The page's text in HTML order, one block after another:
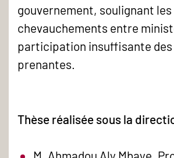
gouvernement, soulignant les
chevauchements entre
participation insuffisante
prenantes.
Thèse réalisée sous la